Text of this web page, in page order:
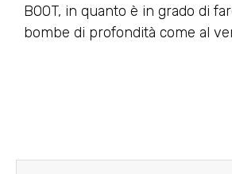
BOOT, in quanto è in grado di
bombe di profondità come al